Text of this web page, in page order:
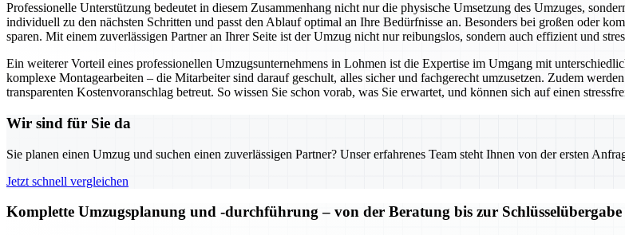
Professionelle Unterstützung bedeutet in diesem Zusammenhang nicht nur die physische Umsetzung des Umzuges,
individuell zu den nächsten Schritten und passt den Ablauf optimal an Ihre Bedürfnisse an. Besonders bei großen oder
sparen. Mit einem zuverlässigen Partner an Ihrer Seite ist der Umzug nicht nur reibungslos, sondern auch effizient und
Ein weiterer Vorteil eines professionellen Umzugsunternehmens in Lohmen ist die Expertise im Umgang mit
komplexe Montagearbeiten – die Mitarbeiter sind darauf geschult, alles sicher und fachgerecht umzusetzen. Zudem
transparenten Kostenvoranschlag betreut. So wissen Sie schon vorab, was Sie erwartet, und können sich auf einen
Wir sind für Sie da
Sie planen einen Umzug und suchen einen zuverlässigen Partner? Unser erfahrenes Team steht Ihnen von der ersten
Jetzt schnell vergleichen
Komplette Umzugsplanung und -durchführung – von der Beratung bis zur